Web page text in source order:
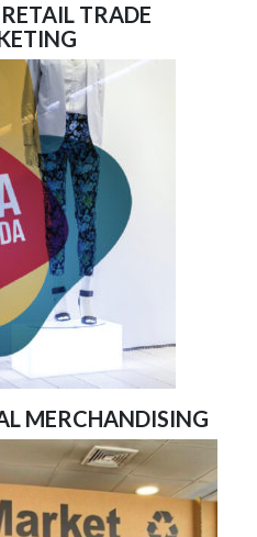
TRADE
MERCHANDISING